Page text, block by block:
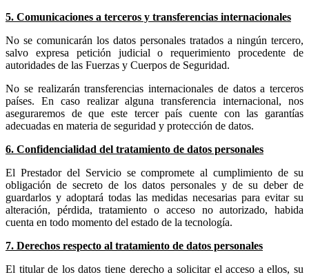
5. Comunicaciones a terceros y transferencias internacionales
No se comunicarán los datos personales tratados a ningún tercero,
salvo expresa petición judicial o requerimiento procedente de
autoridades de las Fuerzas y Cuerpos de Seguridad.
No se realizarán transferencias internacionales de datos a terceros
países. En caso realizar alguna transferencia internacional, nos
aseguraremos de que este tercer país cuente con las garantías
adecuadas en materia de seguridad y protección de datos.
6. Confidencialidad del tratamiento de datos personales
El Prestador del Servicio se compromete al cumplimiento de su
obligación de secreto de los datos personales y de su deber de
guardarlos y adoptará todas las medidas necesarias para evitar su
alteración, pérdida, tratamiento o acceso no autorizado, habida
cuenta en todo momento del estado de la tecnología.
7. Derechos respecto al tratamiento de datos personales
El titular de los datos tiene derecho a solicitar el acceso a ellos, su